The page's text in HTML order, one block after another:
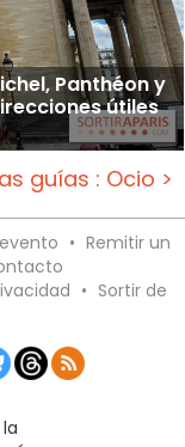
Panthéon y
útiles
guías : Ocio >
• Remitir un
• Sortir de